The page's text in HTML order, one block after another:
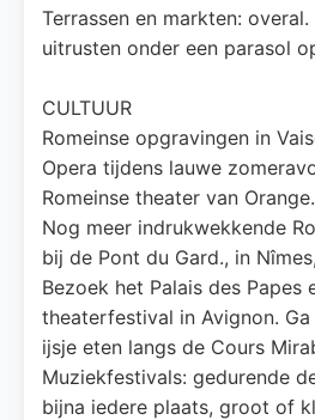
Terrassen en markten:
uitrusten onder een parasol
CULTUUR
Romeinse opgravingen in
Opera tijdens lauwe
Romeinse theater van Orange.
Nog meer indrukwekkende
bij de Pont du Gard., in
Bezoek het Palais des Papes
theaterfestival in Avignon.
ijsje eten langs de Cours
Muziekfestivals: gedurende
bijna iedere plaats, groot of